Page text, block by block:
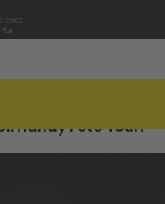
Co.KG
Handy Foto Tour!